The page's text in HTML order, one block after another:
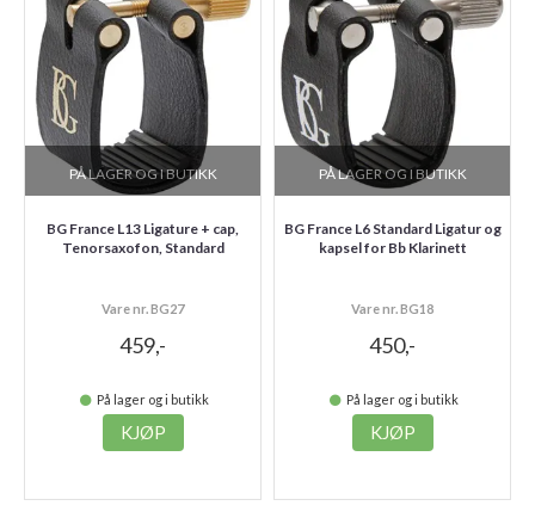
PÅ LAGER OG I BUTIKK
BG France L13 Ligature + cap,
Tenorsaxofon, Standard
Vare nr. BG27
459,-
På lager og i butikk
KJØP
PÅ LAGER OG I BUTIKK
BG France L6 Standard Ligatur og
kapsel for Bb Klarinett
Vare nr. BG18
450,-
På lager og i butikk
KJØP